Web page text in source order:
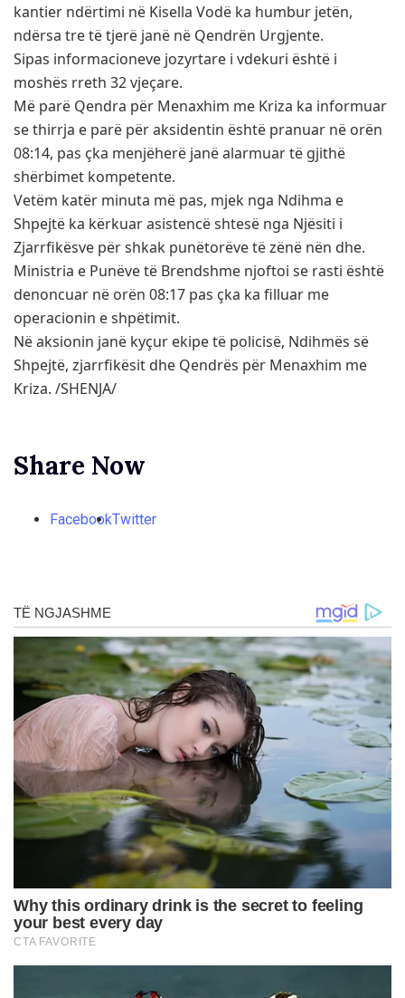
kantier ndërtimi në Kisella Vodë ka humbur jetën,
ndërsa tre të tjerë janë në Qendrën Urgjente.
Sipas informacioneve jozyrtare i vdekuri është i
moshës rreth 32 vjeçare.
Më parë Qendra për Menaxhim me Kriza ka informuar
se thirrja e parë për aksidentin është pranuar në orën
08:14, pas çka menjëherë janë alarmuar të gjithë
shërbimet kompetente.
Vetëm katër minuta më pas, mjek nga Ndihma e
Shpejtë ka kërkuar asistencë shtesë nga Njësiti i
Zjarrfikësve për shkak punëtorëve të zënë nën dhe.
Ministria e Punëve të Brendshme njoftoi se rasti është
denoncuar në orën 08:17 pas çka ka filluar me
operacionin e shpëtimit.
Në aksionin janë kyçur ekipe të policisë, Ndihmës së
Shpejtë, zjarrfikësit dhe Qendrës për Menaxhim me
Kriza. /SHENJA/
Share Now
FacebookTwitter